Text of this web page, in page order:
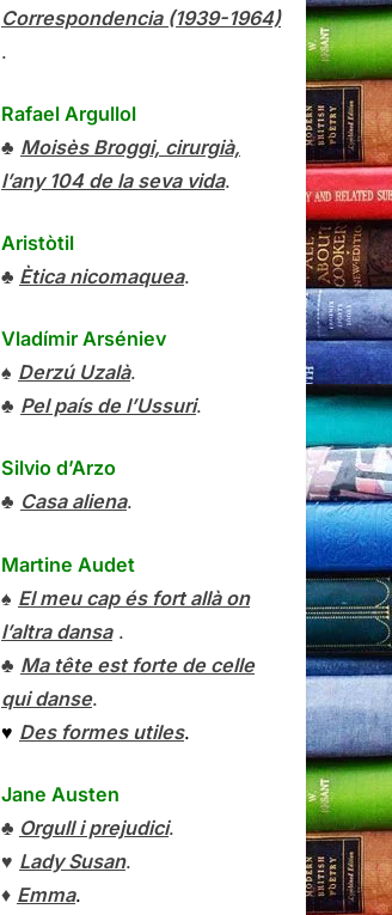
Correspondencia (1939-1964)
.
Rafael Argullol
♣ Moisès Broggi, cirurgià,
l’any 104 de la seva vida.
Aristòtil
♣ Ètica nicomaquea.
Vladímir Arséniev
♠ Derzú Uzalà.
♣ Pel país de l’Ussuri.
Silvio d’Arzo
♣ Casa aliena.
Martine Audet
♠ El meu cap és fort allà on
l’altra dansa.
♣ Ma tête est forte de celle
qui danse.
♥ Des formes utiles.
Jane Austen
♣ Orgull i prejudici.
♥ Lady Susan.
♦ Emma.